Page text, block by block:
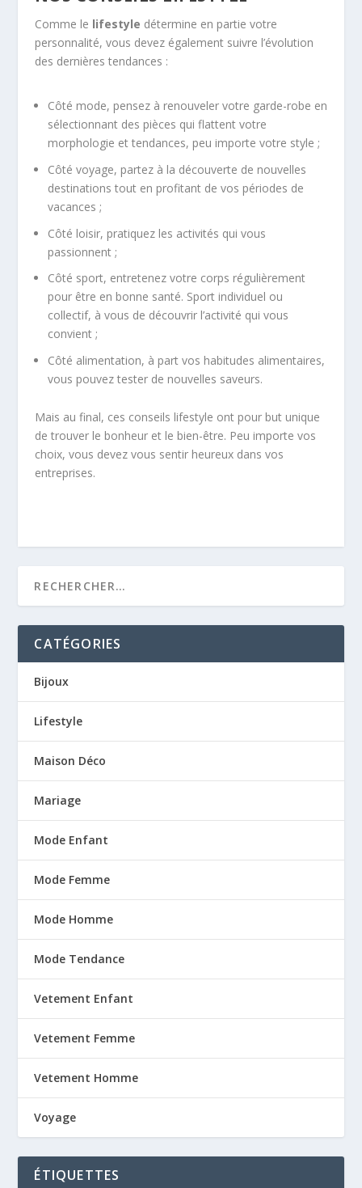
Comme le lifestyle détermine en partie votre
personnalité, vous devez également suivre l’évolution
des dernières tendances :
Côté mode, pensez à renouveler votre garde-robe en
sélectionnant des pièces qui flattent votre
morphologie et tendances, peu importe votre style ;
Côté voyage, partez à la découverte de nouvelles
destinations tout en profitant de vos périodes de
vacances ;
Côté loisir, pratiquez les activités qui vous
passionnent ;
Côté sport, entretenez votre corps régulièrement
pour être en bonne santé. Sport individuel ou
collectif, à vous de découvrir l’activité qui vous
convient ;
Côté alimentation, à part vos habitudes alimentaires,
vous pouvez tester de nouvelles saveurs.
Mais au final, ces conseils lifestyle ont pour but unique
de trouver le bonheur et le bien-être. Peu importe vos
choix, vous devez vous sentir heureux dans vos
entreprises.
CATÉGORIES
Bijoux
Lifestyle
Maison Déco
Mariage
Mode Enfant
Mode Femme
Mode Homme
Mode Tendance
Vetement Enfant
Vetement Femme
Vetement Homme
Voyage
ÉTIQUETTES